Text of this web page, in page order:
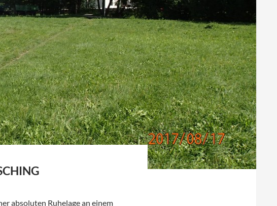
absoluten Ruhelage an einem